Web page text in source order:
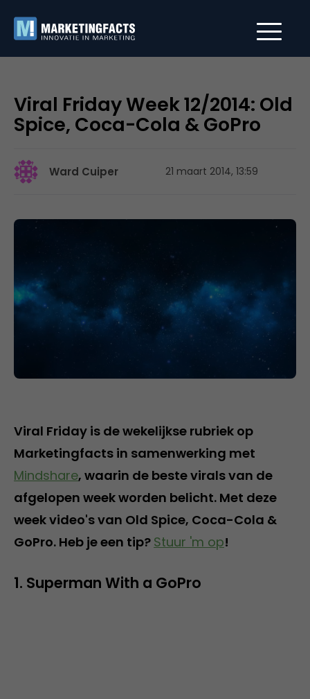
Viral Friday Week 12/2014: Old
Spice, Coca-Cola & GoPro
Ward Cuiper 21 maart 2014, 13:59
Viral Friday is de wekelijkse rubriek op
Marketingfacts in samenwerking met
Mindshare, waarin de beste virals van de
afgelopen week worden belicht. Met deze
week video's van Old Spice, Coca-Cola &
GoPro. Heb je een tip? Stuur 'm op!
1. Superman With a GoPro